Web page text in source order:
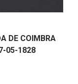
DE COIMBRA
05-1828